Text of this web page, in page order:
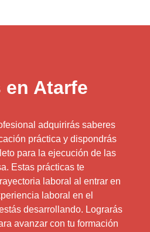
en Atarfe
adquirirás saberes
práctica y dispondrás
para la ejecución de las
Estas prácticas te
laboral al entrar en
laboral en el
desarrollando. Lograrás
avanzar con tu formación